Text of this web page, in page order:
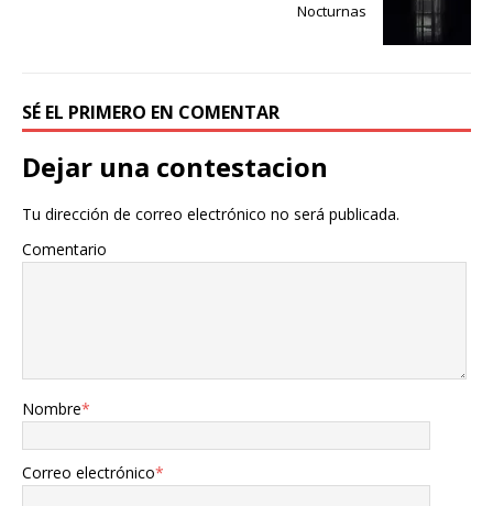
Nocturnas
SÉ EL PRIMERO EN COMENTAR
Dejar una contestacion
Tu dirección de correo electrónico no será publicada.
Comentario
Nombre*
Correo electrónico*